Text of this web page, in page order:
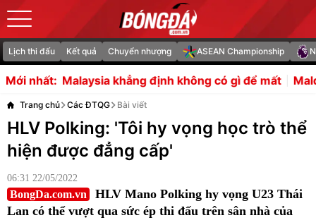
Lịch thi đấu Kết quả Chuyển nhượng ASEAN Championship
Mới nhất:định không có gì để mất Maldini tiết lộ lý do Pep
Trang chủ Các ĐTQG Bài viết
HLV Polking: 'Tôi hy vọng học trò thể
hiện được đẳng cấp'
06:31 22/05/2022
BongDa.com.vn
HLV Mano Polking hy vọng U23 Thái
Lan có thể vượt qua sức ép thi đấu trên sân nhà của